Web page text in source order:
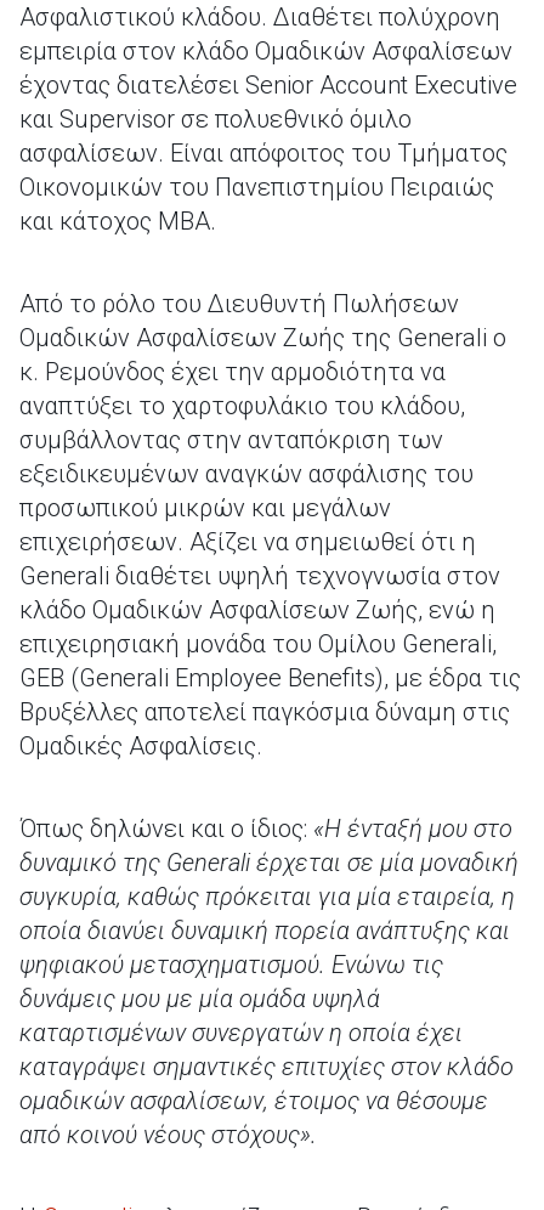
Ασφαλιστικού κλάδου. Διαθέτει πολύχρονη
εμπειρία στον κλάδο Ομαδικών Ασφαλίσεων
έχοντας διατελέσει Senior Account Executive
και Supervisor σε πολυεθνικό όμιλο
ασφαλίσεων. Είναι απόφοιτος του Τμήματος
Οικονομικών του Πανεπιστημίου Πειραιώς
και κάτοχος MBA.
Aπό το ρόλο του Διευθυντή Πωλήσεων
Ομαδικών Ασφαλίσεων Ζωής της Generali ο
κ. Ρεμούνδος έχει την αρμοδιότητα να
αναπτύξει το χαρτοφυλάκιο του κλάδου,
συμβάλλοντας στην ανταπόκριση των
εξειδικευμένων αναγκών ασφάλισης του
προσωπικού μικρών και μεγάλων
επιχειρήσεων. Αξίζει να σημειωθεί ότι η
Generali διαθέτει υψηλή τεχνογνωσία στον
κλάδο Ομαδικών Ασφαλίσεων Ζωής, ενώ η
επιχειρησιακή μονάδα του Ομίλου Generali,
GEB (Generali Employee Benefits), με έδρα τις
Βρυξέλλες αποτελεί παγκόσμια δύναμη στις
Ομαδικές Ασφαλίσεις.
Όπως δηλώνει και ο ίδιος: «Η ένταξή μου στο
δυναμικό της Generali έρχεται σε μία μοναδική
συγκυρία, καθώς πρόκειται για μία εταιρεία, η
οποία διανύει δυναμική πορεία ανάπτυξης και
ψηφιακού μετασχηματισμού. Ενώνω τις
δυνάμεις μου με μία ομάδα υψηλά
καταρτισμένων συνεργατών η οποία έχει
καταγράψει σημαντικές επιτυχίες στον κλάδο
ομαδικών ασφαλίσεων, έτοιμος να θέσουμε
από κοινού νέους στόχους».